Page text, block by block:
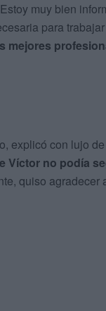
muy bien
para trabajar
mejores
explicó con lujo
Víctor no podía
quiso agradecer